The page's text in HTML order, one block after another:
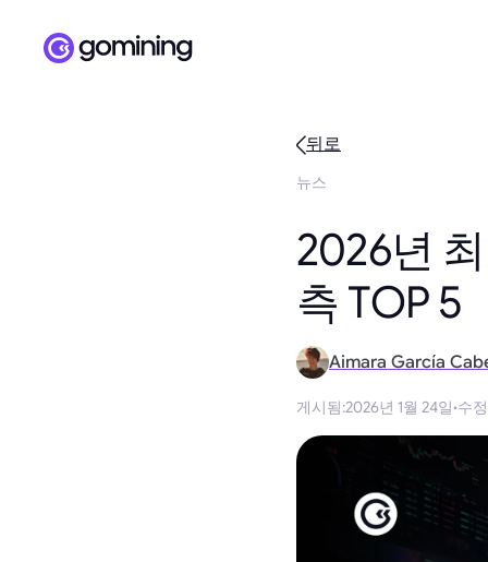
뒤로
뉴스
2026년
측 TOP 5
Aimara García
게시됨:2026년 1월 24일·수